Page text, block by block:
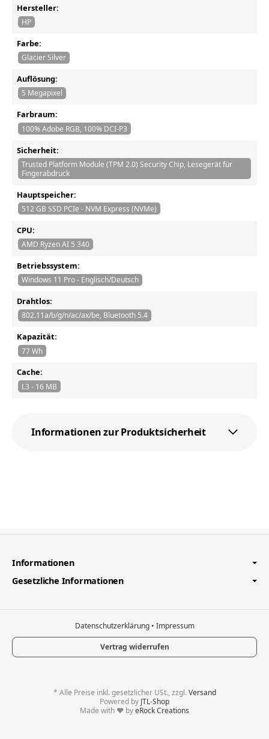
Hersteller:
HP
Farbe:
Glacier Silver
Auflösung:
5 Megapixel
Farbraum:
100% Adobe RGB, 100% DCI-P3
Sicherheit:
Trusted Platform Module (TPM 2.0) Security Chip, Lesegerät für
Fingerabdruck
Hauptspeicher:
512 GB SSD PCIe - NVM Express (NVMe)
CPU:
AMD Ryzen AI 5 340
Betriebssystem:
Windows 11 Pro - Englisch/Deutsch
Drahtlos:
802.11a/b/g/n/ac/ax/be, Bluetooth 5.4
Kapazität:
77 Wh
Cache:
L3 - 16 MB
Informationen zur Produktsicherheit
Informationen
Gesetzliche Informationen
Datenschutzerklärung • Impressum
Vertrag widerrufen
* Alle Preise inkl. gesetzlicher USt., zzgl.Versand
Powered by JTL-Shop
Made with ♥ byeRock Creations